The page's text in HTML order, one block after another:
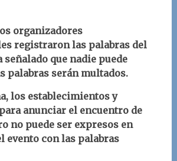
organizadores
registraron las palabras del
señalado que nadie puede
palabras serán multados.
los establecimientos y
anunciar el encuentro de
no puede ser expresos en
evento con las palabras